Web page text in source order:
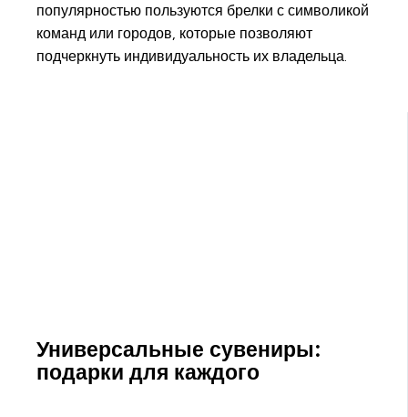
популярностью пользуются брелки с символикой
команд или городов, которые позволяют
подчеркнуть индивидуальность их владельца.
Универсальные сувениры:
подарки для каждого